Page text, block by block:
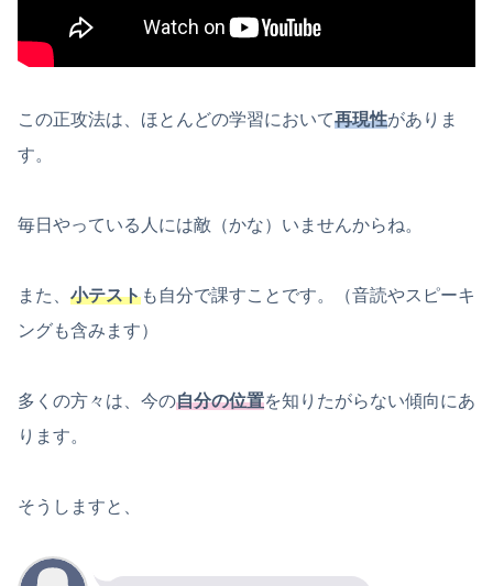
この正攻法は、ほとんどの学習において再現性がありま
す。
毎日やっている人には敵（かな）いませんからね。
また、 小テストも自分で課すことです。（音読やスピーキ
ングも含みます）
多くの方々は、今の自分の位置を知りたがらない傾向にあ
ります。
そうしますと、